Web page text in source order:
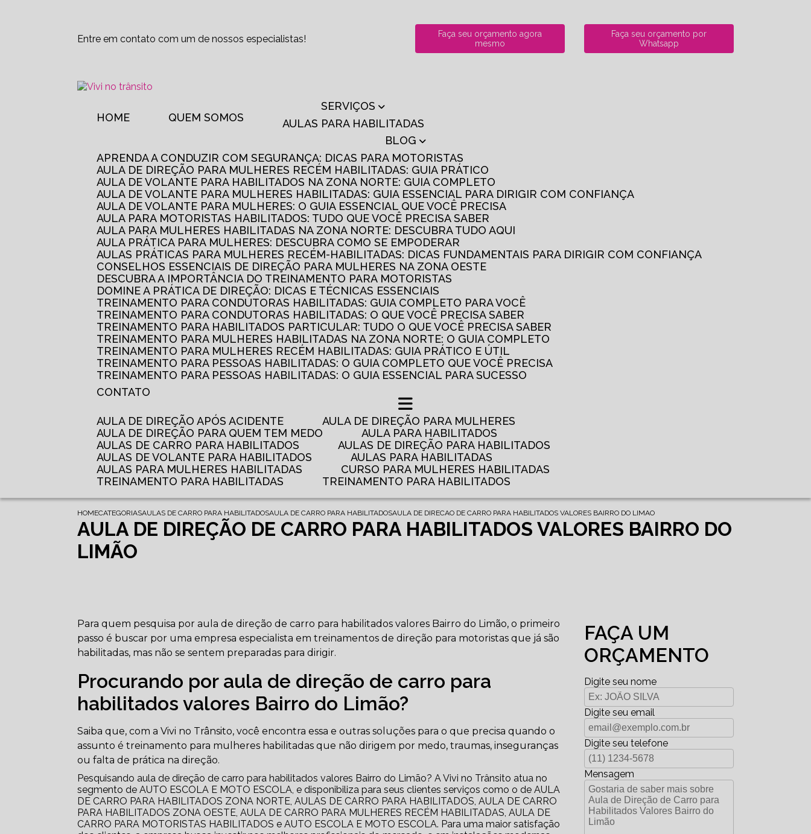
Entre em contato com um de nossos especialistas!
Faça seu orçamento agora
mesmo
Faça seu orçamento por
Whatsapp
HOME QUEM SOMOS
SERVIÇOS
AULAS PARA HABILITADAS
BLOG
APRENDA A CONDUZIR COM SEGURANÇA: DICAS PARA MOTORISTAS
AULA DE DIREÇÃO PARA MULHERES RECÉM HABILITADAS: GUIA PRÁTICO
AULA DE VOLANTE PARA HABILITADOS NA ZONA NORTE: GUIA COMPLETO
AULA DE VOLANTE PARA MULHERES HABILITADAS: GUIA ESSENCIAL PARA DIRIGIR COM CONFIANÇA
AULA DE VOLANTE PARA MULHERES: O GUIA ESSENCIAL QUE VOCÊ PRECISA
AULA PARA MOTORISTAS HABILITADOS: TUDO QUE VOCÊ PRECISA SABER
AULA PARA MULHERES HABILITADAS NA ZONA NORTE: DESCUBRA TUDO AQUI
AULA PRÁTICA PARA MULHERES: DESCUBRA COMO SE EMPODERAR
AULAS PRÁTICAS PARA MULHERES RECÉM-HABILITADAS: DICAS FUNDAMENTAIS PARA DIRIGIR COM CONFIANÇA
CONSELHOS ESSENCIAIS DE DIREÇÃO PARA MULHERES NA ZONA OESTE
DESCUBRA A IMPORTÂNCIA DO TREINAMENTO PARA MOTORISTAS
DOMINE A PRÁTICA DE DIREÇÃO: DICAS E TÉCNICAS ESSENCIAIS
TREINAMENTO PARA CONDUTORAS HABILITADAS: GUIA COMPLETO PARA VOCÊ
TREINAMENTO PARA CONDUTORAS HABILITADAS: O QUE VOCÊ PRECISA SABER
TREINAMENTO PARA HABILITADOS PARTICULAR: TUDO O QUE VOCÊ PRECISA SABER
TREINAMENTO PARA MULHERES HABILITADAS NA ZONA NORTE: O GUIA COMPLETO
TREINAMENTO PARA MULHERES RECÉM HABILITADAS: GUIA PRÁTICO E ÚTIL
TREINAMENTO PARA PESSOAS HABILITADAS: O GUIA COMPLETO QUE VOCÊ PRECISA
TREINAMENTO PARA PESSOAS HABILITADAS: O GUIA ESSENCIAL PARA SUCESSO
CONTATO
AULA DE DIREÇÃO APÓS ACIDENTE
AULA DE DIREÇÃO PARA MULHERES
AULA DE DIREÇÃO PARA QUEM TEM MEDO
AULA PARA HABILITADOS
AULAS DE CARRO PARA HABILITADOS
AULAS DE DIREÇÃO PARA HABILITADOS
AULAS DE VOLANTE PARA HABILITADOS
AULAS PARA HABILITADAS
AULAS PARA MULHERES HABILITADAS
CURSO PARA MULHERES HABILITADAS
TREINAMENTO PARA HABILITADAS
TREINAMENTO PARA HABILITADOS
HOMECATEGORIASAULAS DE CARRO PARA HABILITADOSAULA DE CARRO PARA HABILITADOSAULA DE DIRECAO DE CARRO PARA HABILITADOS VALORES BAIRRO DO LIMAO
AULA DE DIREÇÃO DE CARRO PARA HABILITADOS VALORES BAIRRO DO
LIMÃO
Para quem pesquisa por aula de direção de carro para habilitados valores Bairro do Limão, o primeiro
passo é buscar por uma empresa especialista em treinamentos de direção para motoristas que já são
habilitadas, mas não se sentem preparadas para dirigir.
Procurando por aula de direção de carro para
habilitados valores Bairro do Limão?
Saiba que, com a Vivi no Trânsito, você encontra essa e outras soluções para o que precisa quando o
assunto é treinamento para mulheres habilitadas que não dirigem por medo, traumas, inseguranças
ou falta de prática na direção.
Pesquisando aula de direção de carro para habilitados valores Bairro do Limão? A Vivi no Trânsito atua no
segmento de AUTO ESCOLA E MOTO ESCOLA, e disponibiliza para seus clientes serviços como o de AULA
DE CARRO PARA HABILITADOS ZONA NORTE, AULAS DE CARRO PARA HABILITADOS, AULA DE CARRO
PARA HABILITADOS ZONA OESTE, AULA DE CARRO PARA MULHERES RECÉM HABILITADAS, AULA DE
CARRO PARA MOTORISTAS HABILITADOS e AUTO ESCOLA E MOTO ESCOLA. Para uma maior satisfação
FAÇA UM
ORÇAMENTO
Digite seu nome
Digite seu email
Digite seu telefone
Mensagem